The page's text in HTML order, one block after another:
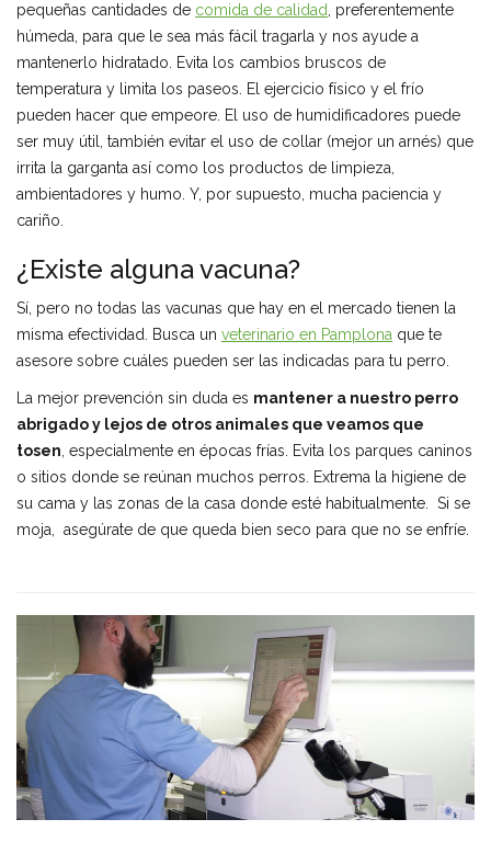
pequeñas cantidades de comida de calidad
, preferentemente
húmeda, para que le sea más fácil tragarla y nos ayude a
mantenerlo hidratado. Evita los cambios bruscos de
temperatura y limita los paseos. El ejercicio físico y el frío
pueden hacer que empeore. El uso de humidificadores puede
ser muy útil, también evitar el uso de collar (mejor un arnés) que
irrita la garganta así como los productos de limpieza,
ambientadores y humo. Y, por supuesto, mucha paciencia y
cariño.
¿Existe alguna vacuna?
Sí, pero no todas las vacunas que hay en el mercado tienen la
misma efectividad. Busca un veterinario en Pamplona que te
asesore sobre cuáles pueden ser las indicadas para tu perro.
La mejor prevención sin duda es mantener a nuestro perro
abrigado y lejos de otros animales que veamos que
tosen , especialmente en épocas frías. Evita los parques caninos
o sitios donde se reúnan muchos perros. Extrema la higiene de
su cama y las zonas de la casa donde esté habitualmente. Si se
moja, asegúrate de que queda bien seco para que no se enfríe.